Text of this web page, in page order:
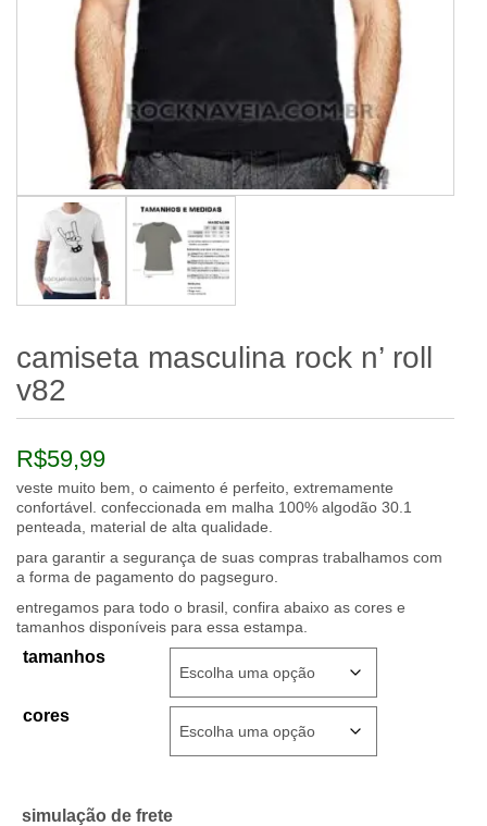
camiseta masculina rock n’ roll
v82
R$59,99
veste muito bem, o caimento é perfeito, extremamente
confortável. confeccionada em malha 100% algodão 30.1
penteada, material de alta qualidade.
para garantir a segurança de suas compras trabalhamos com
a forma de pagamento do pagseguro.
entregamos para todo o brasil, confira abaixo as cores e
tamanhos disponíveis para essa estampa.
tamanhos
cores
simulação de frete